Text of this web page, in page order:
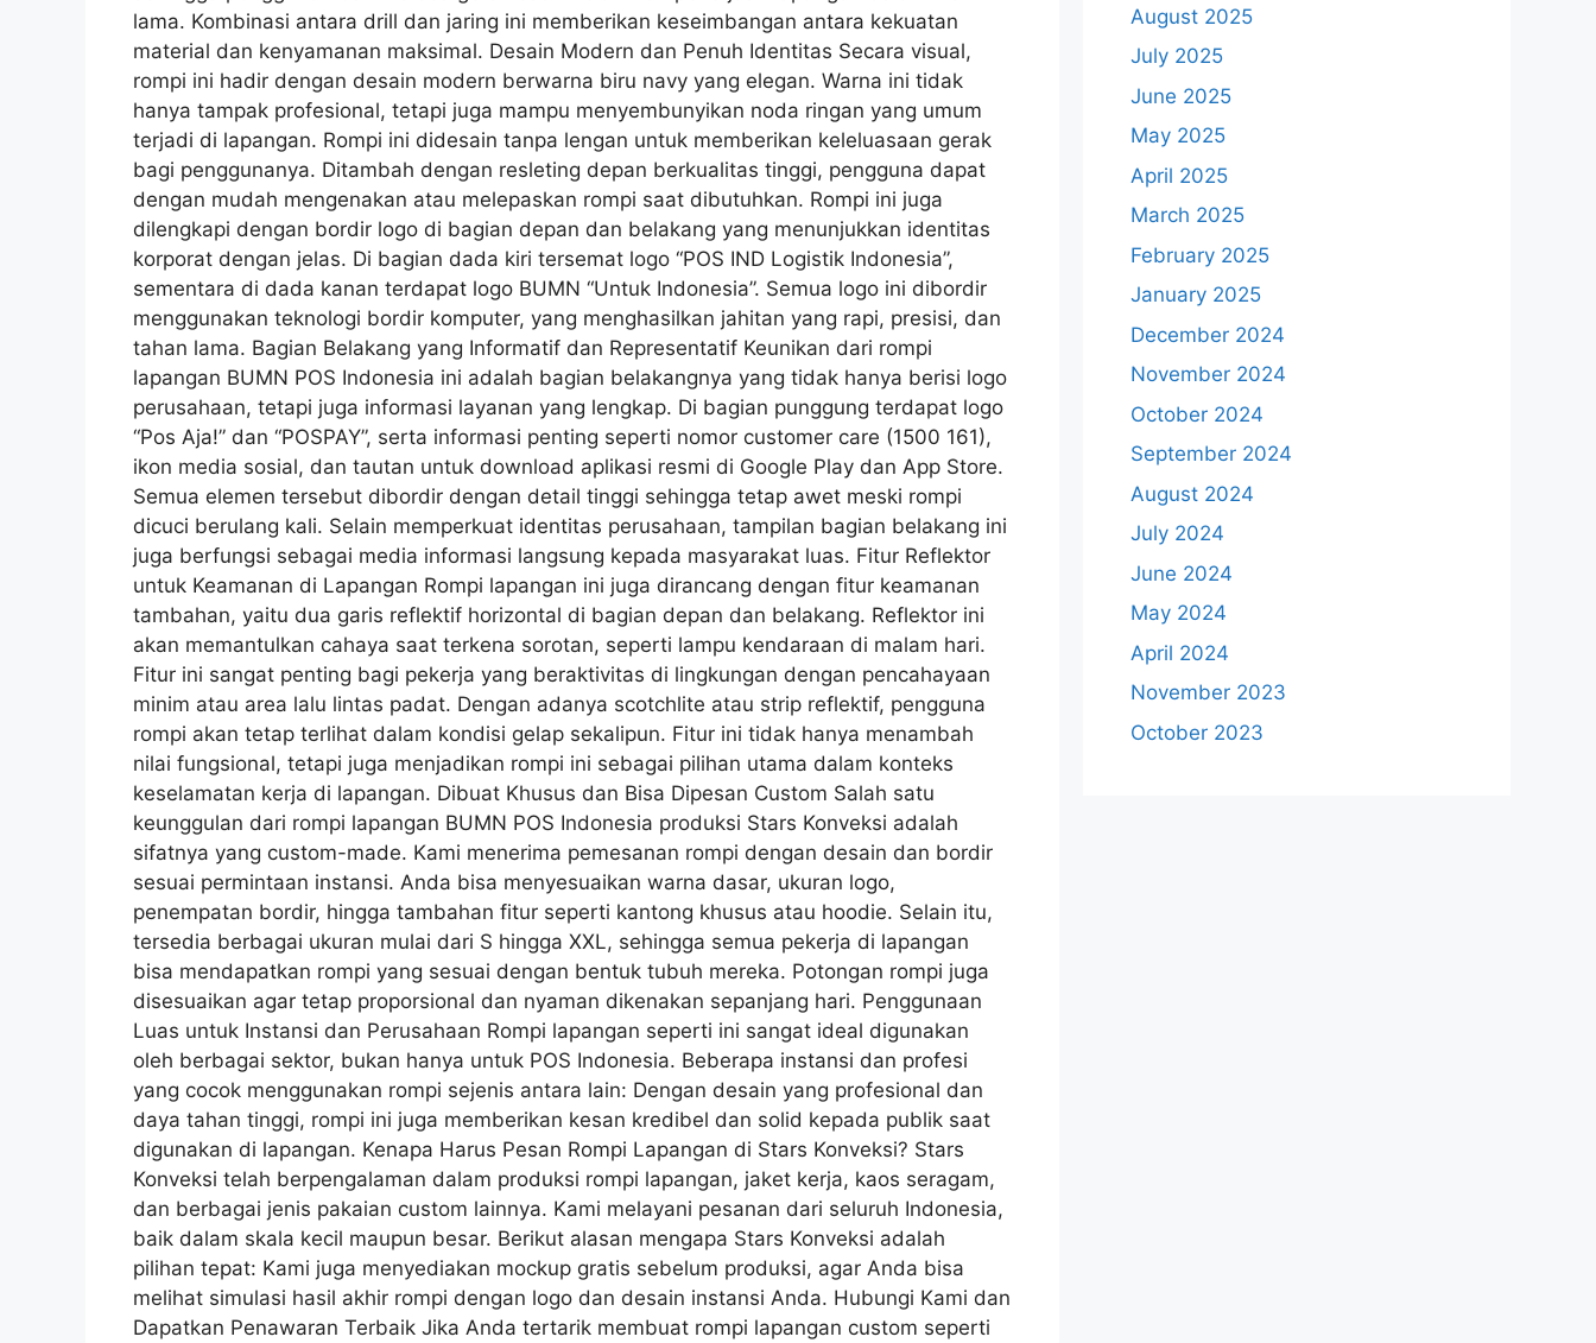
lama. Kombinasi antara drill dan jaring ini memberikan keseimbangan antara kekuatan
material dan kenyamanan maksimal. Desain Modern dan Penuh Identitas Secara visual,
rompi ini hadir dengan desain modern berwarna biru navy yang elegan. Warna ini tidak
hanya tampak profesional, tetapi juga mampu menyembunyikan noda ringan yang umum
terjadi di lapangan. Rompi ini didesain tanpa lengan untuk memberikan keleluasaan gerak
bagi penggunanya. Ditambah dengan resleting depan berkualitas tinggi, pengguna dapat
dengan mudah mengenakan atau melepaskan rompi saat dibutuhkan. Rompi ini juga
dilengkapi dengan bordir logo di bagian depan dan belakang yang menunjukkan identitas
korporat dengan jelas. Di bagian dada kiri tersemat logo “POS IND Logistik Indonesia”,
sementara di dada kanan terdapat logo BUMN “Untuk Indonesia”. Semua logo ini dibordir
menggunakan teknologi bordir komputer, yang menghasilkan jahitan yang rapi, presisi, dan
tahan lama. Bagian Belakang yang Informatif dan Representatif Keunikan dari rompi
lapangan BUMN POS Indonesia ini adalah bagian belakangnya yang tidak hanya berisi logo
perusahaan, tetapi juga informasi layanan yang lengkap. Di bagian punggung terdapat logo
“Pos Aja!” dan “POSPAY”, serta informasi penting seperti nomor customer care (1500 161),
ikon media sosial, dan tautan untuk download aplikasi resmi di Google Play dan App Store.
Semua elemen tersebut dibordir dengan detail tinggi sehingga tetap awet meski rompi
dicuci berulang kali. Selain memperkuat identitas perusahaan, tampilan bagian belakang ini
juga berfungsi sebagai media informasi langsung kepada masyarakat luas. Fitur Reflektor
untuk Keamanan di Lapangan Rompi lapangan ini juga dirancang dengan fitur keamanan
tambahan, yaitu dua garis reflektif horizontal di bagian depan dan belakang. Reflektor ini
akan memantulkan cahaya saat terkena sorotan, seperti lampu kendaraan di malam hari.
Fitur ini sangat penting bagi pekerja yang beraktivitas di lingkungan dengan pencahayaan
minim atau area lalu lintas padat. Dengan adanya scotchlite atau strip reflektif, pengguna
rompi akan tetap terlihat dalam kondisi gelap sekalipun. Fitur ini tidak hanya menambah
nilai fungsional, tetapi juga menjadikan rompi ini sebagai pilihan utama dalam konteks
keselamatan kerja di lapangan. Dibuat Khusus dan Bisa Dipesan Custom Salah satu
keunggulan dari rompi lapangan BUMN POS Indonesia produksi Stars Konveksi adalah
sifatnya yang custom-made. Kami menerima pemesanan rompi dengan desain dan bordir
sesuai permintaan instansi. Anda bisa menyesuaikan warna dasar, ukuran logo,
penempatan bordir, hingga tambahan fitur seperti kantong khusus atau hoodie. Selain itu,
tersedia berbagai ukuran mulai dari S hingga XXL, sehingga semua pekerja di lapangan
bisa mendapatkan rompi yang sesuai dengan bentuk tubuh mereka. Potongan rompi juga
disesuaikan agar tetap proporsional dan nyaman dikenakan sepanjang hari. Penggunaan
Luas untuk Instansi dan Perusahaan Rompi lapangan seperti ini sangat ideal digunakan
oleh berbagai sektor, bukan hanya untuk POS Indonesia. Beberapa instansi dan profesi
yang cocok menggunakan rompi sejenis antara lain: Dengan desain yang profesional dan
daya tahan tinggi, rompi ini juga memberikan kesan kredibel dan solid kepada publik saat
digunakan di lapangan. Kenapa Harus Pesan Rompi Lapangan di Stars Konveksi? Stars
Konveksi telah berpengalaman dalam produksi rompi lapangan, jaket kerja, kaos seragam,
dan berbagai jenis pakaian custom lainnya. Kami melayani pesanan dari seluruh Indonesia,
baik dalam skala kecil maupun besar. Berikut alasan mengapa Stars Konveksi adalah
pilihan tepat: Kami juga menyediakan mockup gratis sebelum produksi, agar Anda bisa
melihat simulasi hasil akhir rompi dengan logo dan desain instansi Anda. Hubungi Kami dan
Dapatkan Penawaran Terbaik Jika Anda tertarik membuat rompi lapangan custom seperti
August 2025
July 2025
June 2025
May 2025
April 2025
March 2025
February 2025
January 2025
December 2024
November 2024
October 2024
September 2024
August 2024
July 2024
June 2024
May 2024
April 2024
November 2023
October 2023